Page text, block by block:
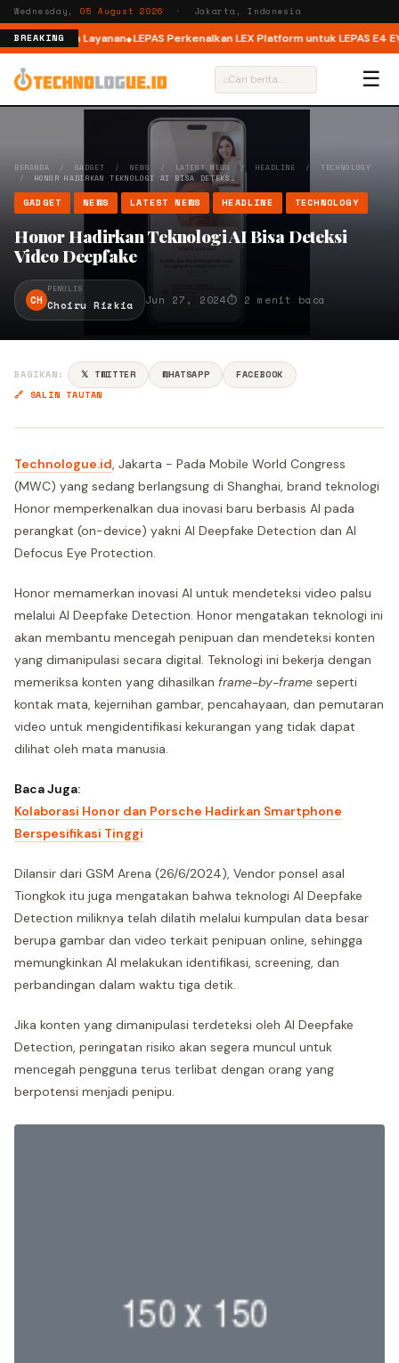
Wednesday, 05 August 2026 · Jakarta, Indonesia
BREAKINGdan Layanan LEPAS Perkenalkan LEX Platform untuk LEPAS E4 EV
⌕ ☰
BERANDA / GADGET / NEWS / LATEST NEWS / HEADLINE / TECHNOLOGY
/ HONOR HADIRKAN TEKNOLOGI AI BISA DETEKS…
GADGET NEWS LATEST NEWS HEADLINE TECHNOLOGY
Honor Hadirkan Teknologi AI Bisa Deteksi
Video Deepfake
CH
PENULIS
Choiru Rizkia Jun 27, 2024⏱ 2 menit baca
BAGIKAN: 𝕏 TWITTER WHATSAPP
FACEBOOK
🔗 SALIN TAUTAN
Technologue.id, Jakarta - Pada Mobile World Congress
(MWC) yang sedang berlangsung di Shanghai, brand teknologi
Honor memperkenalkan dua inovasi baru berbasis AI pada
perangkat (on-device) yakni AI Deepfake Detection dan AI
Defocus Eye Protection.
Honor memamerkan inovasi AI untuk mendeteksi video palsu
melalui AI Deepfake Detection. Honor mengatakan teknologi ini
akan membantu mencegah penipuan dan mendeteksi konten
yang dimanipulasi secara digital. Teknologi ini bekerja dengan
memeriksa konten yang dihasilkan frame-by-frame seperti
kontak mata, kejernihan gambar, pencahayaan, dan pemutaran
video untuk mengidentifikasi kekurangan yang tidak dapat
dilihat oleh mata manusia.
Baca Juga:
Kolaborasi Honor dan Porsche Hadirkan Smartphone
Berspesifikasi Tinggi
Dilansir dari GSM Arena (26/6/2024), Vendor ponsel asal
Tiongkok itu juga mengatakan bahwa teknologi AI Deepfake
Detection miliknya telah dilatih melalui kumpulan data besar
berupa gambar dan video terkait penipuan online, sehingga
memungkinkan AI melakukan identifikasi, screening, dan
perbandingan dalam waktu tiga detik.
Jika konten yang dimanipulasi terdeteksi oleh AI Deepfake
Detection, peringatan risiko akan segera muncul untuk
mencegah pengguna terus terlibat dengan orang yang
berpotensi menjadi penipu.